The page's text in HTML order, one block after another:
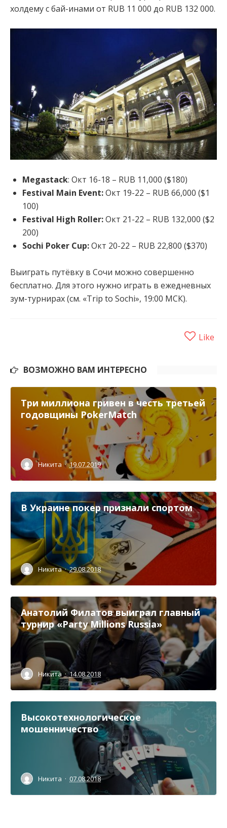
холдему с бай-инами от RUB 11 000 до RUB 132 000.
Megastack: Окт 16-18 – RUB 11,000 ($180)
Festival Main Event:Окт 19-22 – RUB 66,000 ($1
100)
Festival High Roller:Окт 21-22 – RUB 132,000 ($2
200)
Sochi Poker Cup:Окт 20-22 – RUB 22,800 ($370)
Выиграть путёвку в Сочи можно совершенно
бесплатно. Для этого нужно играть в ежедневных
зум-турнирах (см. «Trip to Sochi», 19:00 МСК).
Like
ВОЗМОЖНО ВАМ ИНТЕРЕСНО
Три миллиона гривен в честь третьей
годовщины PokerMatch
Никита · 19.07.2019
В Украине покер признали спортом
Никита · 29.08.2018
Анатолий Филатов выиграл главный
турнир «Party Millions Russia»
Никита · 14.08.2018
Высокотехнологическое
мошенничество
Никита · 07.08.2018